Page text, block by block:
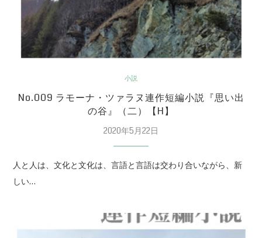
小説
No.009 ラモーナ・ツァラヌ連作短編小説『思い出
の谷』（二）【H】
2020年5月22日
人と人は、文化と文化は、言語と言語は交わり合いながら、新
しい…